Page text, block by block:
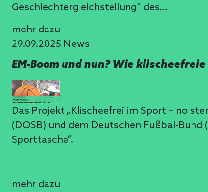
Geschlechtergleichstellung“ des…
mehr dazu
29.09.2025 News
EM-Boom und nun? Wie
Das Projekt „Klischeefrei im Sport – no
(DOSB) und dem Deutschen Fußbal-
Sporttasche“.
mehr dazu